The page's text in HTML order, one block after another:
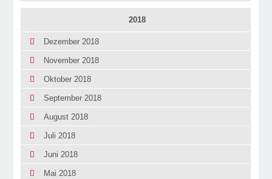
2018
Dezember 2018
November 2018
Oktober 2018
September 2018
August 2018
Juli 2018
Juni 2018
Mai 2018